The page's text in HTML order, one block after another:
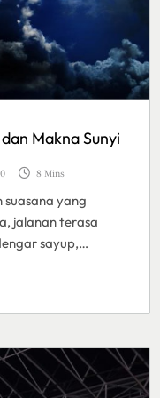
Makna Sunyi
0 8 Mins
suasana yang
jalanan terasa
sayup,…